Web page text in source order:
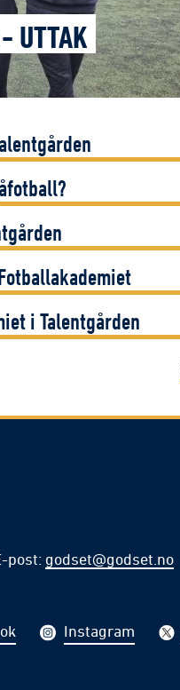
UTTAK
i Talentgården
post: godset@godset.no
Instagram